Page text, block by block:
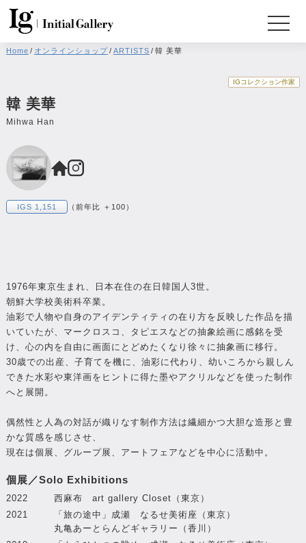
Home / オンラインショップ/ ARTISTS / 韓 美華
韓 美華
Mihwa Han
IGコレクション作家
IGS 1,151 （前年比 ＋100）
1976年東京生まれ、日本在住の在日韓国人3世。
朝鮮大学校美術科卒業。
油彩で人物や自身のアイデンティティの在り方を反映した作品を描
いていたが、マークロスコ、タピエスなどの抽象絵画に感銘を受
け、心の内を自由に画面にとどめたくなり徐々に抽象画に移行。
30歳での出産、子育てを機に、油彩に代わり、幼いころから親しん
できた水彩や東洋画をヒントに得た墨やアクリルなどを使った制作
へと展開。
偶然性と人為の対話が織りなす制作方法は繊細かつ大胆な造形と豊
かな質感を感じさせ、
現在は個展、グループ展、アートフェアなどを中心に活動中。
個展／Solo Exhibitions
2022
西麻布 art gallery Closet（東京）
2021
「旅の途中」成瀬 なるせ美術座（東京）
丸亀あーとらんどギャラリー（香川）